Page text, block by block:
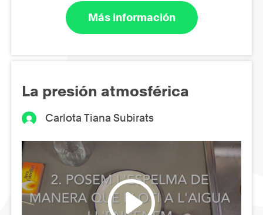
Más información
La presión atmosférica
Carlota Tiana Subirats